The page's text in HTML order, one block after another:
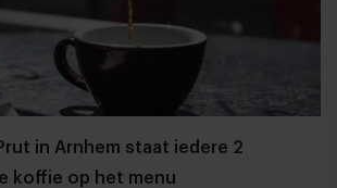
in Arnhem staat iedere 2
koffie op het menu